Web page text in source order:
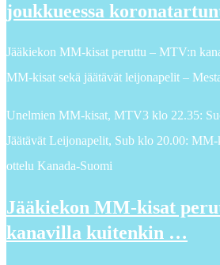
joukkueessa
Jääkiekon MM-kisat peruttu – MTV:n
MM-kisat sekä jäätävät leijonapelit –
Unelmien MM-kisat, MTV3 klo 22.35:
Jäätävät Leijonapelit, Sub klo 20.00:
ottelu Kanada-Suomi
Jääkiekon MM-kisat
kanavilla kuitenkin …